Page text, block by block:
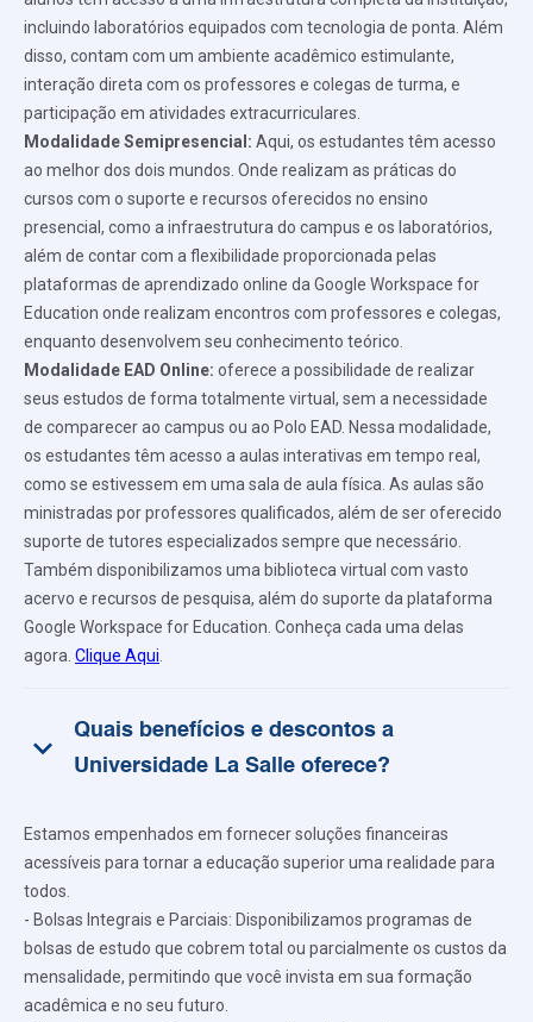
incluindo laboratórios equipados com tecnologia de ponta. Além
disso, contam com um ambiente acadêmico estimulante,
interação direta com os professores e colegas de turma, e
participação em atividades extracurriculares.
Modalidade Semipresencial: Aqui, os estudantes têm acesso
ao melhor dos dois mundos. Onde realizam as práticas do
cursos com o suporte e recursos oferecidos no ensino
presencial, como a infraestrutura do campus e os laboratórios,
além de contar com a flexibilidade proporcionada pelas
plataformas de aprendizado online da Google Workspace for
Education onde realizam encontros com professores e colegas,
enquanto desenvolvem seu conhecimento teórico.
Modalidade EAD Online: oferece a possibilidade de realizar
seus estudos de forma totalmente virtual, sem a necessidade
de comparecer ao campus ou ao Polo EAD. Nessa modalidade,
os estudantes têm acesso a aulas interativas em tempo real,
como se estivessem em uma sala de aula física. As aulas são
ministradas por professores qualificados, além de ser oferecido
suporte de tutores especializados sempre que necessário.
Também disponibilizamos uma biblioteca virtual com vasto
acervo e recursos de pesquisa, além do suporte da plataforma
Google Workspace for Education. Conheça cada uma delas
agora. Clique Aqui
keyboard_arrow_down
Quais benefícios e descontos a
Universidade La Salle oferece?
Estamos empenhados em fornecer soluções financeiras
acessíveis para tornar a educação superior uma realidade para
todos.
- Bolsas Integrais e Parciais: Disponibilizamos programas de
bolsas de estudo que cobrem total ou parcialmente os custos da
mensalidade, permitindo que você invista em sua formação
acadêmica e no seu futuro.